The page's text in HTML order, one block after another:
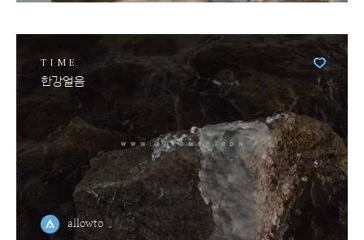
TIME
한강얼음
allowto